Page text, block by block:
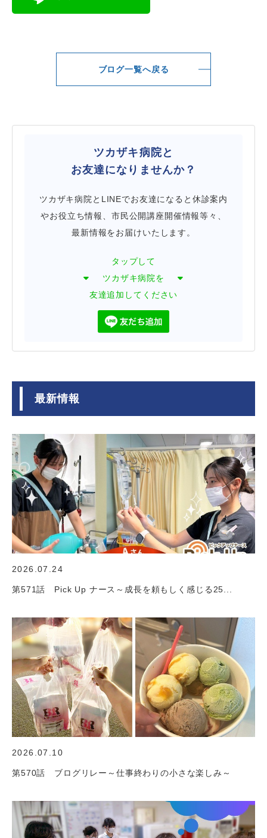
ブログ一覧へ戻る
ツカザキ病院と
お友達になりませんか？
ツカザキ病院とLINEでお友達になると休診案内
やお役立ち情報、市民公開講座開催情報等々、
最新情報をお届けいたします。
タップして
ツカザキ病院を
友達追加してください
最新情報
2026.07.24
第571話 Pick Up ナース～成長を頼もしく感じる25...
2026.07.10
第570話 ブログリレー～仕事終わりの小さな楽しみ～